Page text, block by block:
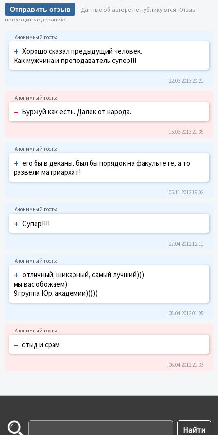
Отправить отзыв
Данные об авторе не публикуются. Отзыв
проходит модерацию.
+ Хорошо сказал предыдущий человек.
Как мужчина и преподаватель супер!!!
22.03.2013 20:21
– Буржуй как есть. Далек от народа.
15.03.2013 21:35
+ его бы в деканы, был бы порядок на факультете, а то
развели матриархат!
05.11.2012 19:02
+ Супер!!!!
27.04.2012 12:11
+ отличный, шикарный, самый лучший)))
мы вас обожаем)
9 группа Юр. академии)))))
08.04.2012 01:05
– стыд и срам
06.04.2012 21:33